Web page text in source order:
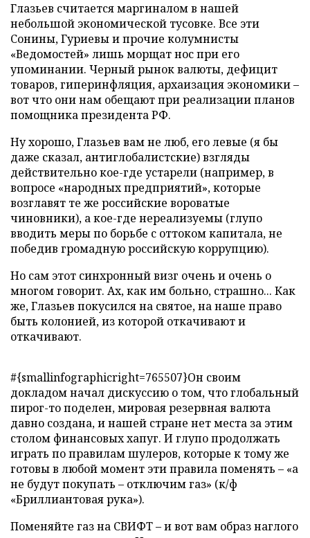
Глазьев считается маргиналом в нашей
небольшой экономической тусовке. Все эти
Сонины, Гуриевы и прочие колумнисты
«Ведомостей» лишь морщат нос при его
упоминании. Черный рынок валюты, дефицит
товаров, гиперинфляция, архаизация экономики –
вот что они нам обещают при реализации планов
помощника президента РФ.
Ну хорошо, Глазьев вам не люб, его левые (я бы
даже сказал, антиглобалистские) взгляды
действительно кое-где устарели (например, в
вопросе «народных предприятий», которые
возглавят те же российские вороватые
чиновники), а кое-где нереализуемы (глупо
вводить меры по борьбе с оттоком капитала, не
победив громадную российскую коррупцию).
Но сам этот синхронный визг очень и очень о
многом говорит. Ах, как им больно, страшно... Как
же, Глазьев покусился на святое, на наше право
быть колонией, из которой откачивают и
откачивают.
#{smallinfographicright=765507}Он своим
докладом начал дискуссию о том, что глобальный
пирог-то поделен, мировая резервная валюта
давно создана, и нашей стране нет места за этим
столом финансовых хапуг. И глупо продолжать
играть по правилам шулеров, которые к тому же
готовы в любой момент эти правила поменять – «а
не будут покупать – отключим газ» (к/ф
«Бриллиантовая рука»).
Поменяйте газ на СВИФТ – и вот вам образ наглого